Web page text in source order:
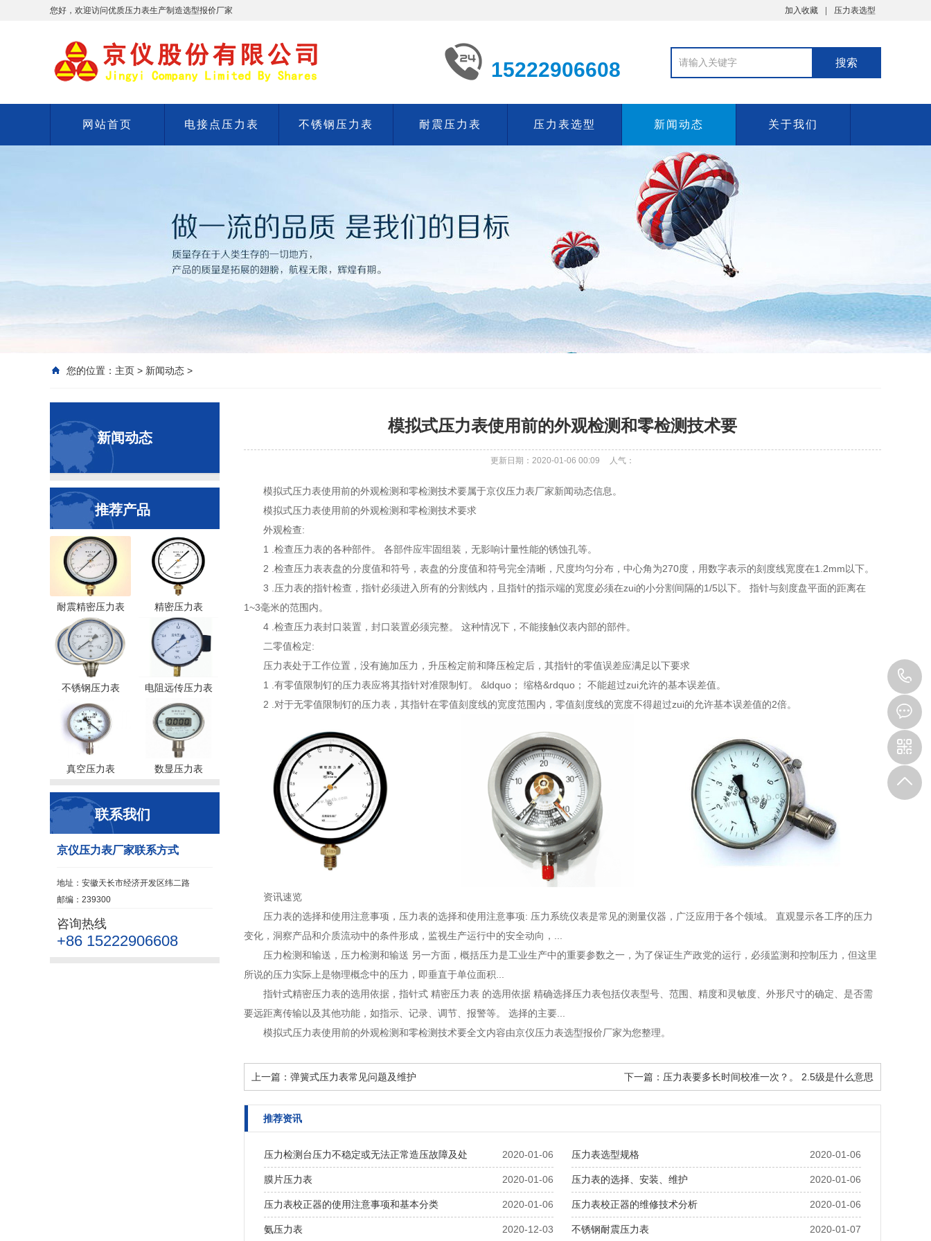
您好，欢迎访问优质压力表生产制造选型报价厂家 加入收藏 压力表选型
15222906608
网站首页 电接点压力表 不锈钢压力表 耐震压力表 压力表选型 新闻动态 关于我们
您的位置： 主页 > 新闻动态 >
新闻动态
推荐产品
耐震精密压力表 精密压力表
不锈钢压力表 电阻远传压力表
真空压力表 数显压力表
联系我们
京仪压力表厂家联系方式
地址：安徽天长市经济开发区纬二路
邮编：239300
咨询热线
+86 15222906608
模拟式压力表使用前的外观检测和零检测技术要
更新日期：2020-01-06 00:09 人气：
模拟式压力表使用前的外观检测和零检测技术要属于京仪压力表厂家新闻动态信息。
模拟式压力表使用前的外观检测和零检测技术要求
外观检查:
1 .检查压力表的各种部件。 各部件应牢固组装，无影响计量性能的锈蚀孔等。
2 .检查压力表表盘的分度值和符号，表盘的分度值和符号完全清晰，尺度均匀分布，中心角为270度，用数字表示的刻度线宽度在1.2mm以下。
3 .压力表的指针检查，指针必须进入所有的分割线内，且指针的指示端的宽度必须在zui的小分割间隔的1/5以下。 指针与刻度盘平面的距离在
1~3毫米的范围内。
4 .检查压力表封口装置，封口装置必须完整。 这种情况下，不能接触仪表内部的部件。
二零值检定:
压力表处于工作位置，没有施加压力，升压检定前和降压检定后，其指针的零值误差应满足以下要求
1 .有零值限制钉的压力表应将其指针对准限制钉。 &ldquo； 缩格&rdquo； 不能超过zui允许的基本误差值。
2 .对于无零值限制钉的压力表，其指针在零值刻度线的宽度范围内，零值刻度线的宽度不得超过zui的允许基本误差值的2倍。
资讯速览
压力表的选择和使用注意事项 ，压力表的选择和使用注意事项: 压力系统仪表是常见的测量仪器，广泛应用于各个领域。 直观显示各工序的压力
变化，洞察产品和介质流动中的条件形成，监视生产运行中的安全动向，...
压力检测和输送 ，压力检测和输送 另一方面，概括压力是工业生产中的重要参数之一，为了保证生产政党的运行，必须监测和控制压力，但这里
所说的压力实际上是物理概念中的压力，即垂直于单位面积...
指针式精密压力表的选用依据 ，指针式 精密压力表 的选用依据 精确选择压力表包括仪表型号、范围、精度和灵敏度、外形尺寸的确定、是否需
要远距离传输以及其他功能，如指示、记录、调节、报警等。 选择的主要...
模拟式压力表使用前的外观检测和零检测技术要全文内容由京仪压力表选型报价厂家为您整理。
上一篇： 弹簧式压力表常见问题及维护 下一篇： 压力表要多长时间校准一次？。 2.5级是什么意思
推荐资讯
2020-01-06
压力检测台压力不稳定或无法正常造压故障及处 2020-01-06
压力表选型规格
2020-01-06
膜片压力表 2020-01-06
压力表的选择、安装、维护
2020-01-06
压力表校正器的使用注意事项和基本分类 2020-01-06
压力表校正器的维修技术分析
2020-12-03
氨压力表 2020-01-07
不锈钢耐震压力表